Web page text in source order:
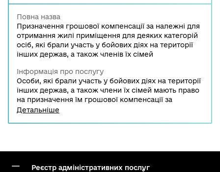
Повна назва
Призначення грошової компенсації за належні для
отримання жилі приміщення для деяких категорій
осіб, які брали участь у бойових діях на території
інших держав, а також членів їх сімей
Інформація про послугу
Особи, які брали участь у бойових діях на території
інших держав, а також члени їх сімей мають право
на призначення їм грошової компенсації за
належні для отримання жилі приміщення. З такою
жилі приміщення для осіб, які брали участь у
Детальніше
Реєстр адміністративних послуг